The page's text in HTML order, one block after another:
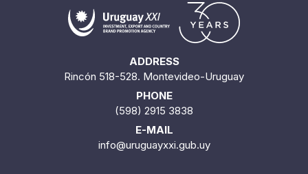
ADDRESS
Rincón 518-528. Montevideo-Uruguay
PHONE
(598) 2915 3838
E-MAIL
info@uruguayxxi.gub.uy